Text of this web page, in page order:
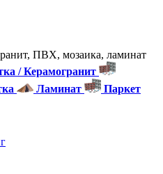
ПВХ, мозаика, ламинат
/ Керамогранит
Ламинат
Паркет